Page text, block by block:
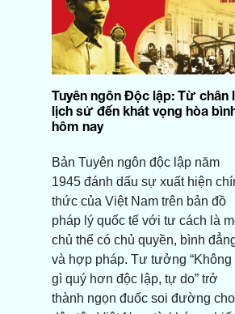
Tuyên ngôn Độc lập: Từ chân
lịch sử đến khát vọng hòa
hôm nay
Bản Tuyên ngôn độc lập năm
1945 đánh dấu sự xuất hiện
thức của Việt Nam trên bản đồ
pháp lý quốc tế với tư cách là
chủ thể có chủ quyền, bình
và hợp pháp. Tư tưởng “Không
gì quý hơn độc lập, tự do” trở
thành ngọn đuốc soi đường cho